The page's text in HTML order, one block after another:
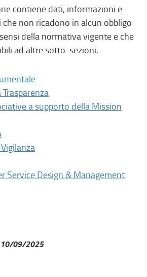
contiene dati, informazioni e
non ricadono in alcun obbligo
della normativa vigente e che
ad altre sotto-sezioni.
a supporto della Mission
Service Design & Management
10/09/2025